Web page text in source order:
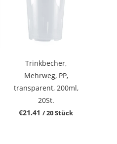
Trinkbecher,
Mehrweg, PP,
transparent, 200ml,
20St.
€21.41 / 20 Stück